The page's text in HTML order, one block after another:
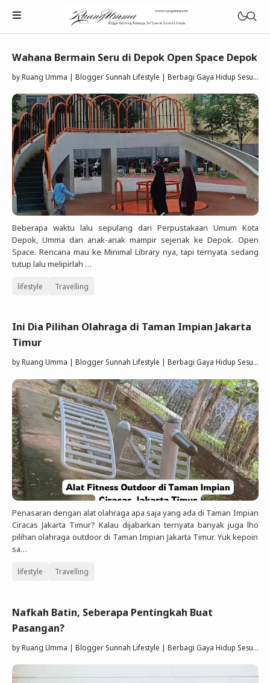
Parenting Islami
Rumah Tangga Muslimah
Lifestyle Keluarga Sunnah
Refleksi Muslimah
Review & Rekomendasi
Wahana Bermain Seru di Depok Open Space Depok
byRuang Umma | Blogger Sunnah Lifestyle | Berbagi Gaya Hidup Sesuai Quran Sunnah
Beberapa waktu lalu sepulang dari Perpustakaan Umum Kota
Depok, Umma dan anak-anak mampir sejenak ke Depok. Open
Space. Rencana mau ke Minimal Library nya, tapi ternyata sedang
tutup lalu melipirlah …
lifestyle Travelling
Ini Dia Pilihan Olahraga di Taman Impian Jakarta
Timur
byRuang Umma | Blogger Sunnah Lifestyle | Berbagi Gaya Hidup Sesuai Quran Sunnah
Penasaran dengan alat olahraga apa saja yang ada di Taman Impian
Ciracas Jakarta Timur? Kalau dijabarkan ternyata banyak juga lho
pilihan olahraga outdoor di Taman Impian Jakarta Timur. Yuk kepoin
sa…
lifestyle Travelling
Nafkah Batin, Seberapa Pentingkah Buat
Pasangan?
byRuang Umma | Blogger Sunnah Lifestyle | Berbagi Gaya Hidup Sesuai Quran Sunnah